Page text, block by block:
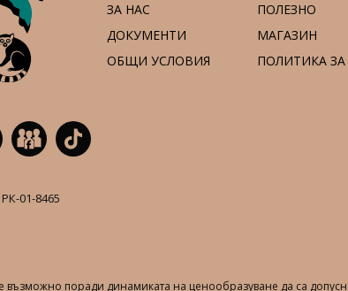
ЗА НАС
ПОЛЕЗНО
ДОКУМЕНТИ
МАГАЗИН
ОБЩИ УСЛОВИЯ
ПОЛИТИКА
01-8465
поради динамиката на ценообразуване да са